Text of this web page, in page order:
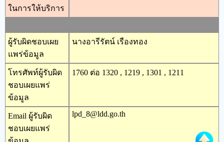
ในการให้บริการ
ผู้รับผิดชอบเผย
แพร่ข้อมูล
นางอารีรัตน์ เรืองทอง
โทรศัพท์ผู้รับผิด
ชอบเผยแพร่
ข้อมูล
1760 ต่อ 1320 , 1219 , 1301 , 1211
Email ผู้รับผิด
ชอบเผยแพร่
lpd_8@ldd.go.th